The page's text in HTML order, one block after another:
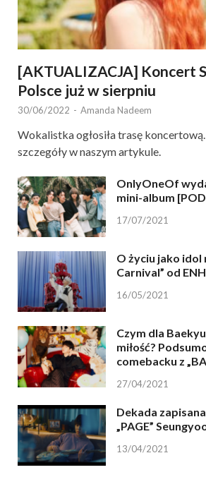
[AKTUALIZACJA] Koncert
Polsce już w sierpniu
30/06/2022 - Amanda Nadeem
Wokalistka ogłosiła trasę
szczegóły w naszym artykule.
OnlyOneOf
mini-album
17/07/2021
O życiu jako idol
Carnival” od
16/05/2021
Czym dla
miłość?
comebacku z
27/04/2021
Dekada
„PAGE”
13/04/2021